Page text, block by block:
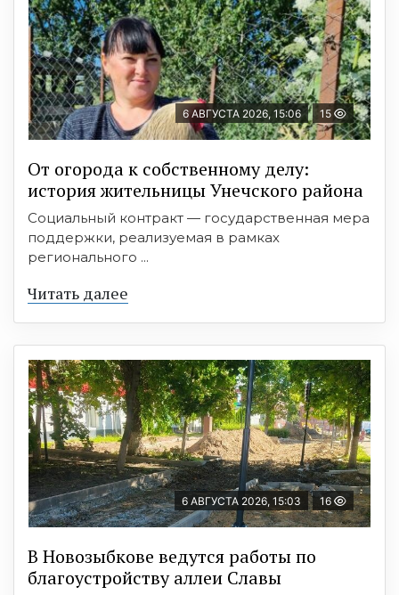
6 АВГУСТА 2026, 15:06 15
От огорода к собственному делу:
история жительницы Унечского района
Социальный контракт — государственная мера
поддержки, реализуемая в рамках
регионального ...
Читать далее
6 АВГУСТА 2026, 15:03 16
В Новозыбкове ведутся работы по
благоустройству аллеи Славы